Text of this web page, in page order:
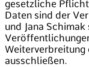
gesetzliche
Daten sind der
und Jana
ausschließen.